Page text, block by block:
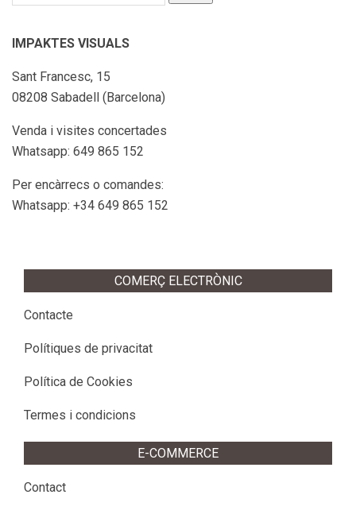
IMPAKTES VISUALS
Sant Francesc, 15
08208 Sabadell (Barcelona)
Venda i visites concertades
Whatsapp: 649 865 152
Per encàrrecs o comandes:
Whatsapp: +34 649 865 152
COMERÇ ELECTRÒNIC
Contacte
Polítiques de privacitat
Política de Cookies
Termes i condicions
E-COMMERCE
Contact